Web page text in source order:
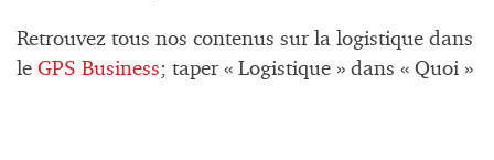
Retrouvez tous nos contenus sur la logistique dans
le GPS Business; taper « Logistique » dans « Quoi »